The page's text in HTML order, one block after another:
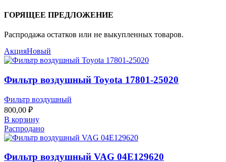
ГОРЯЩЕЕ ПРЕДЛОЖЕНИЕ
Распродажа остатков или не выкупленных товаров.
АкцияНовый
Фильтр воздушный Toyota 17801-25020
Фильтр воздушный
800,00 ₽
В корзину
Распродано
Фильтр воздушный VAG 04E129620